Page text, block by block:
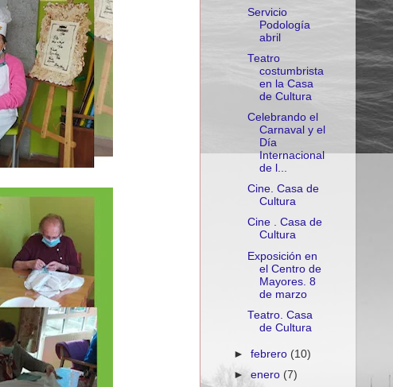
Servicio
Podología
abril
Teatro
costumbrista
en la Casa
de Cultura
Celebrando el
Carnaval y el
Día
Internacional
de l...
Cine. Casa de
Cultura
Cine . Casa de
Cultura
Exposición en
el Centro de
Mayores. 8
de marzo
Teatro. Casa
de Cultura
►febrero (10)
►enero (7)